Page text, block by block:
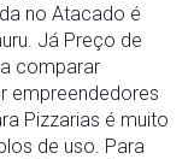
no Atacado é
Já Preço de
comparar
empreendedores
Pizzarias é muito
de uso. Para